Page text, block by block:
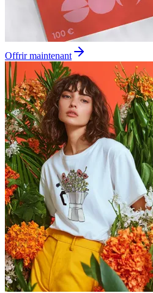
Offrir maintenant